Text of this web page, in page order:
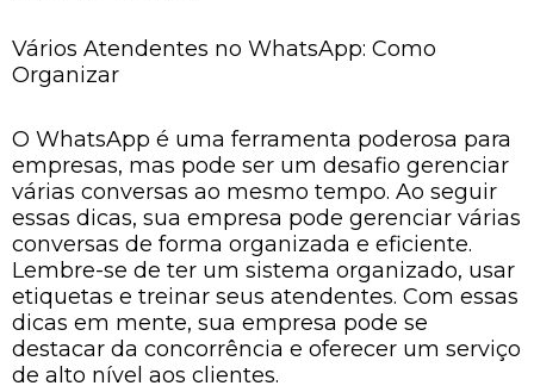
Vários Atendentes no WhatsApp: Como
Organizar
O WhatsApp é uma ferramenta poderosa para
empresas, mas pode ser um desafio gerenciar
várias conversas ao mesmo tempo. Ao seguir
essas dicas, sua empresa pode gerenciar várias
conversas de forma organizada e eficiente.
Lembre-se de ter um sistema organizado, usar
etiquetas e treinar seus atendentes. Com essas
dicas em mente, sua empresa pode se
destacar da concorrência e oferecer um serviço
de alto nível aos clientes.